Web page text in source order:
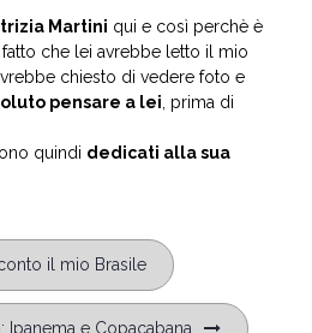
Martini qui e così perchè è
fatto che lei avrebbe letto il mio
chiesto di vedere foto e
pensare a lei , prima di
quindi dedicati alla sua
il mio Brasile
Ipanema e Copacabana